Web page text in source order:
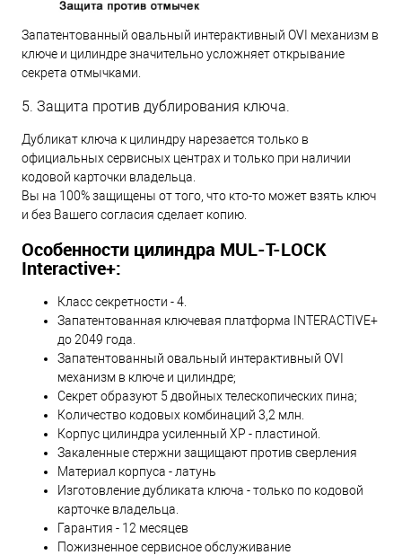
Запатентованный овальный интерактивный OVI механизм в
ключе и цилиндре значительно усложняет открывание
секрета отмычками.
5. Защита против дублирования ключа.
Дубликат ключа к цилиндру нарезается только в
официальных сервисных центрах и только при наличии
кодовой карточки владельца.
Вы на 100% защищены от того, что кто-то может взять ключ
и без Вашего согласия сделает копию.
Особенности цилиндра MUL-T-LOCK
Interactive+:
Класс секретности - 4.
Запатентованная ключевая платформа INTERACTIVE+
до 2049 года.
Запатентованный овальный интерактивный OVI
механизм в ключе и цилиндре;
Секрет образуют 5 двойных телескопических пина;
Количество кодовых комбинаций 3,2 млн.
Корпус цилиндра усиленный XP - пластиной.
Закаленные стержни защищают против сверления
Материал корпуса - латунь
Изготовление дубликата ключа - только по кодовой
карточке владельца.
Гарантия - 12 месяцев
Пожизненное сервисное обслуживание